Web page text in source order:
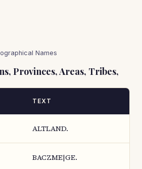
Names
Provinces, Areas, Tribes,
TEXT
ALTLAND.
BACZME|GE.